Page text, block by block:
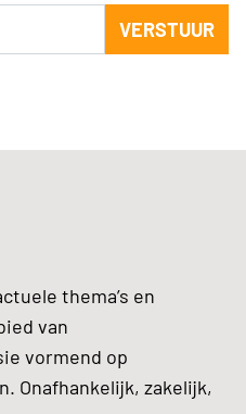
VERSTUUR
thema’s en
van
vormend op
Onafhankelijk, zakelijk,